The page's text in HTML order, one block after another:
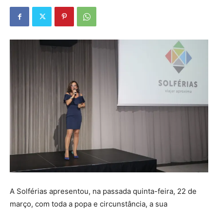
A Solférias apresentou, na passada quinta-feira, 22 de
março, com toda a popa e circunstância, a sua